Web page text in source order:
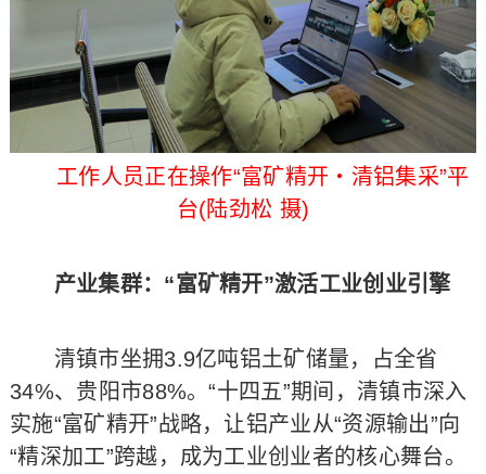
工作人员正在操作“富矿精开・清铝集采”平
台(陆劲松 摄)
产业集群：“富矿精开”激活工业创业引擎​
清镇市坐拥3.9亿吨铝土矿储量，占全省
34%、贵阳市88%。“十四五”期间，清镇市深入
实施“富矿精开”战略，让铝产业从“资源输出”向
“精深加工”跨越，成为工业创业者的核心舞台。